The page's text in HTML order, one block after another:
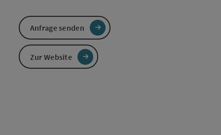
Anfrage senden
Zur Website